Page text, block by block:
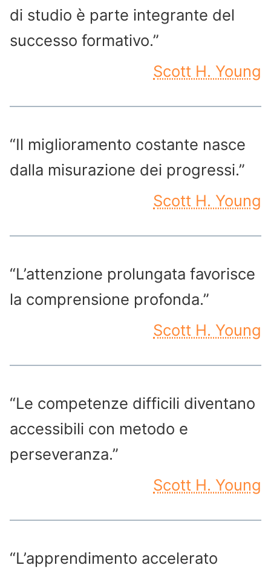
di studio è parte integrante del
successo formativo.”
Scott H. Young
“Il miglioramento costante nasce
dalla misurazione dei progressi.”
Scott H. Young
“L’attenzione prolungata favorisce
la comprensione profonda.”
Scott H. Young
“Le competenze difficili diventano
accessibili con metodo e
perseveranza.”
Scott H. Young
“L’apprendimento accelerato